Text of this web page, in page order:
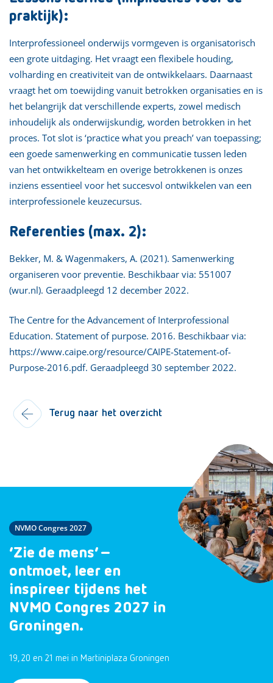
praktijk):
Interprofessioneel onderwijs vormgeven is organisatorisch
een grote uitdaging. Het vraagt een flexibele houding,
volharding en creativiteit van de ontwikkelaars. Daarnaast
vraagt het om toewijding vanuit betrokken organisaties en is
het belangrijk dat verschillende experts, zowel medisch
inhoudelijk als onderwijskundig, worden betrokken in het
proces. Tot slot is ‘practice what you preach’ van toepassing;
een goede samenwerking en communicatie tussen leden
van het ontwikkelteam en overige betrokkenen is onzes
inziens essentieel voor het succesvol ontwikkelen van een
interprofessionele keuzecursus.
Referenties (max. 2):
Bekker, M. & Wagenmakers, A. (2021). Samenwerking
organiseren voor preventie. Beschikbaar via: 551007
(wur.nl). Geraadpleegd 12 december 2022.
The Centre for the Advancement of Interprofessional
Education. Statement of purpose. 2016. Beschikbaar via:
https://www.caipe.org/resource/CAIPE-Statement-of-
Purpose-2016.pdf. Geraadpleegd 30 september 2022.
Terug naar het overzicht
NVMO Congres 2027
‘Zie de mens’ –
ontmoet, leer en
inspireer tijdens het
NVMO Congres 2027 in
Groningen.
19, 20 en 21 mei in Martiniplaza Groningen